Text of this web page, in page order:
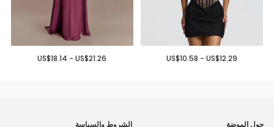
US$10.58 - US$12.29
US$18.14 - US$21.26
حول الموضة الشروط والسياسة